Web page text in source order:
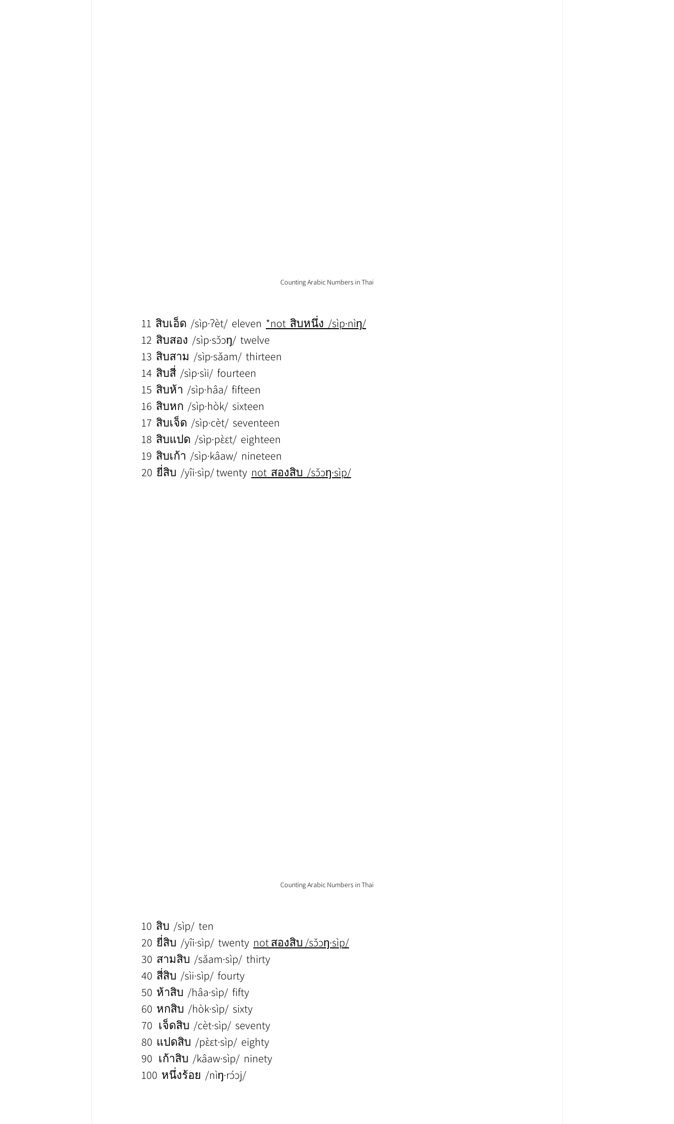
Counting Arabic Numbers in Thai
11  สิบเอ็ด  /sìp·ʔèt/  eleven *not  สิบหนึ่ง  /sìp·nìŋ/
12  สิบสอง  /sìp·sɔ̌ɔŋ/  twelve
13  สิบสาม  /sìp·sǎam/  thirteen
14  สิบสี่  /sìp·sìi/  fourteen
15  สิบห้า  /sìp·hâa/  fifteen
16  สิบหก  /sìp·hòk/  sixteen
17  สิบเจ็ด  /sìp·cèt/  seventeen
18  สิบแปด  /sìp·pɛ̀ɛt/  eighteen
19  สิบเก้า  /sìp·kâaw/  nineteen
20  ยี่สิบ  /yîi·sìp/ twenty not  สองสิบ  /sɔ̌ɔŋ·sìp/
Counting Arabic Numbers in Thai
10  สิบ  /sìp/  ten
20  ยี่สิบ  /yîi·sìp/  twenty not สองสิบ /sɔ̌ɔŋ·sìp/
30  สามสิบ  /sǎam·sìp/  thirty
40  สี่สิบ  /sìi·sìp/  fourty
50  ห้าสิบ  /hâa·sìp/  fifty
60  หกสิบ  /hòk·sìp/  sixty
70   เจ็ดสิบ  /cèt·sìp/  seventy
80  แปดสิบ  /pɛ̀ɛt·sìp/  eighty
90   เก้าสิบ  /kâaw·sìp/  ninety
100  หนึ่งร้อย  /nìŋ·rɔ́ɔj/